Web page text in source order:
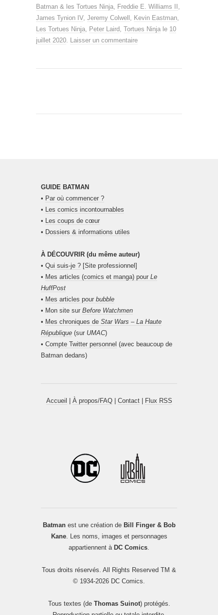
Batman & les Tortues Ninja, Freddie E. Williams II ,
James Tynion IV, Jeremy Colwell , Kevin Eastman,
Les Tortues Ninja, Peter Laird, Tortues Ninja le 10
juillet 2020. Laisser un commentaire
GUIDE BATMAN
• Par où commencer ?
• Les comics incontournables
• Les coups de cœur
• Dossiers & informations utiles
À DÉCOUVRIR (du même auteur)
• Qui suis-je ? [Site professionnel]
• Mes articles (comics et manga) pour Le
HuffPost
• Mes articles pour bubble
• Mon site sur Before Watchmen
• Mes chroniques de Star Wars – La Haute
République (sur UMAC)
• Compte Twitter personnel (avec beaucoup de
Batman dedans)
Accueil À propos/FAQ| Contact| Flux RSS
Batmanest une création de Bill Finger & Bob
Kane. Les noms, images et personnages
appartiennent à DC Comics.
Tous droits réservés. All Rights Reserved TM &
© 1934-2026 DC Comics.
Tous textes (de Thomas Suinot) protégés.